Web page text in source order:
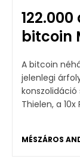
bitcoin
A bitcoin
jelenlegi
konszolidáció
Thielen, a
MÉSZÁROS